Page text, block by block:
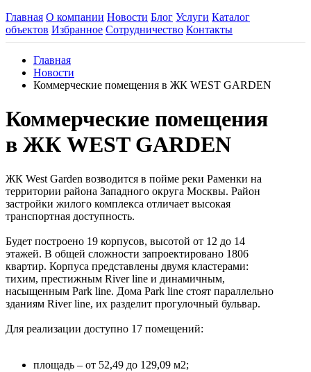
Главная О компании Новости Блог Услуги Каталог
объектов Избранное Сотрудничество Контакты
Главная
Новости
Коммерческие помещения в ЖК WEST GARDEN
Коммерческие помещения
в ЖК WEST GARDEN
ЖК West Garden возводится в пойме реки Раменки на
территории района Западного округа Москвы. Район
застройки жилого комплекса отличает высокая
транспортная доступность.
Будет построено 19 корпусов, высотой от 12 до 14
этажей. В общей сложности запроектировано 1806
квартир. Корпуса представлены двумя кластерами:
тихим, престижным River line и динамичным,
насыщенным Park line. Дома Park line стоят параллельно
зданиям River line, их разделит прогулочный бульвар.
Для реализации доступно 17 помещений:
площадь – от 52,49 до 129,09 м2;